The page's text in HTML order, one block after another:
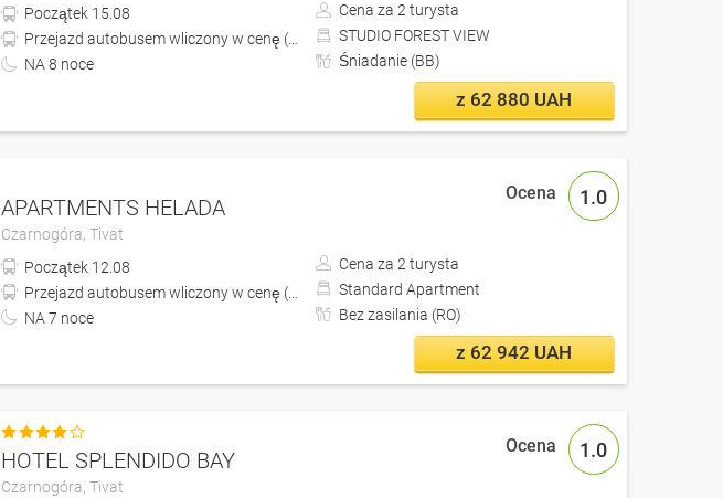
Początek 15.08
Przejazd autobusem wliczony w cenę (z Kijów)
NA8 noce
Cena za 2 turysta
STUDIO FOREST VIEW
Śniadanie (BB)
z 62 880 UAH
1.0
APARTMENTS HELADA
Czarnogóra,Tivat
Początek 12.08
Przejazd autobusem wliczony w cenę (z Lwów)
NA7 noce
Cena za 2 turysta
Standard Apartment
Bez zasilania (RO)
z 62 942 UAH
1.0

HOTEL SPLENDIDO BAY
Czarnogóra,Tivat